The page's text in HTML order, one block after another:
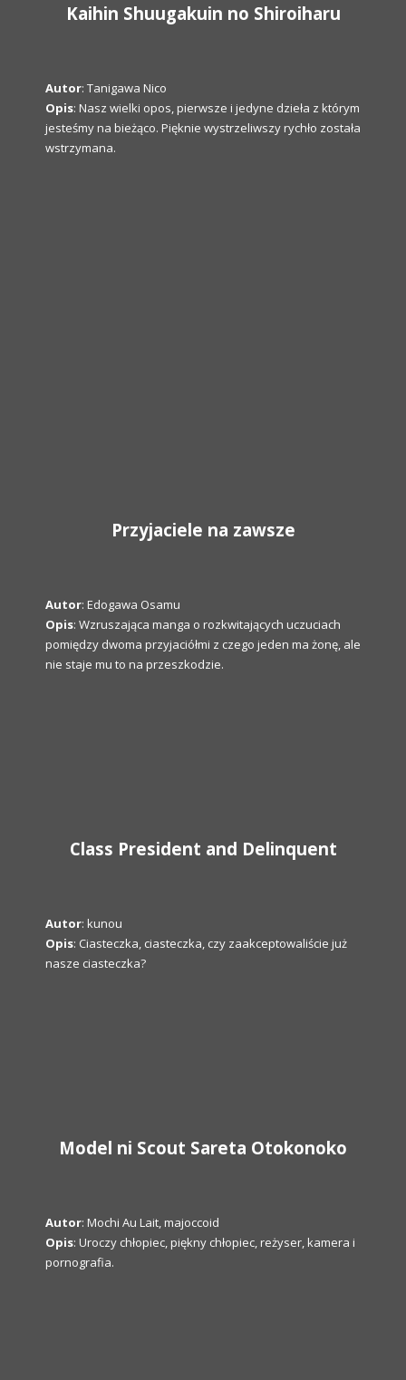
Kaihin Shuugakuin no Shiroiharu
Autor: Tanigawa Nico
Opis: Nasz wielki opos, pierwsze i jedyne dzieła z którym
jesteśmy na bieżąco. Pięknie wystrzeliwszy rychło została
wstrzymana.
Przyjaciele na zawsze
Autor: Edogawa Osamu
Opis: Wzruszająca manga o rozkwitających uczuciach
pomiędzy dwoma przyjaciółmi z czego jeden ma żonę, ale
nie staje mu to na przeszkodzie.
Class President and Delinquent
Autor: kunou
Opis: Ciasteczka, ciasteczka, czy zaakceptowaliście już
nasze ciasteczka?
Model ni Scout Sareta Otokonoko
Autor: Mochi Au Lait, majoccoid
Opis: Uroczy chłopiec, piękny chłopiec, reżyser, kamera i
pornografia.